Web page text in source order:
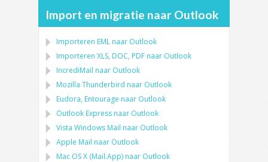
Import en migratie naar Outlook
Importeren EML naar Outlook
Importeren XLS, DOC, PDF naar Outlook
IncrediMail naar Outlook
Mozilla Thunderbird naar Outlook
Eudora, Entourage naar Outlook
Outlook Express naar Outlook
Vista Windows Mail naar Outlook
Apple Mail naar Outlook
Mac OS X (Mail.App) naar Outlook